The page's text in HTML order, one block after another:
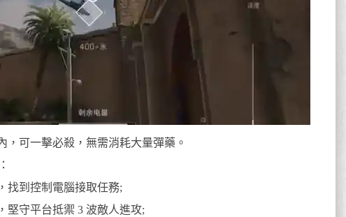
可一擊必殺，無需消耗大量彈藥。
找到控制電腦接取任務;
守平台抵禦 3 波敵人進攻;